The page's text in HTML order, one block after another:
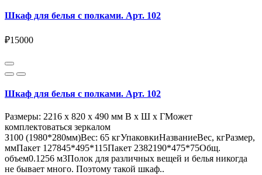
Шкаф для белья с полками. Арт. 102
₽15000
Шкаф для белья с полками. Арт. 102
Размеры: 2216 x 820 x 490 мм В x Ш x ГМожет
комплектоваться зеркалом
З100 (1980*280мм)Вес: 65 кгУпаковкиНазваниеВес, кгРазмер,
ммПакет 127845*495*115Пакет 2382190*475*75Общ.
объем0.1256 м3Полок для различных вещей и белья никогда
не бывает много. Поэтому такой шкаф..